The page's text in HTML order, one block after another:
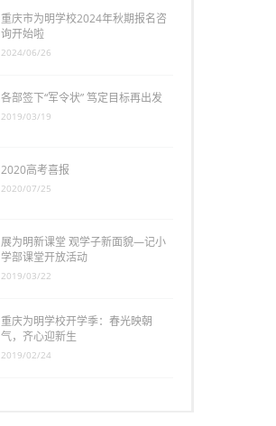
重庆市为明学校2024年秋期报名咨
询开始啦
2024/06/26
各部签下“军令状” 笃定目标再出发
2019/03/19
2020高考喜报
2020/07/25
展为明新课堂 观学子新面貌—记小
学部课堂开放活动
2019/03/22
重庆为明学校开学季：春光映朝
气，齐心迎新生
2019/02/24